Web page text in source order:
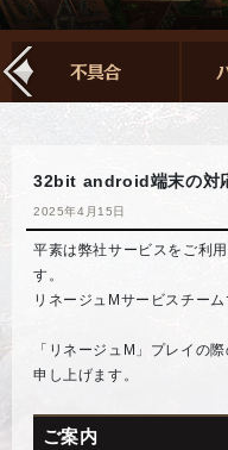
32bit android端末の対
2025年4月15日
平素は弊社サービスをご利
す。
リネージュMサービスチーム
「リネージュM」プレイの
申し上げます。
ご案内